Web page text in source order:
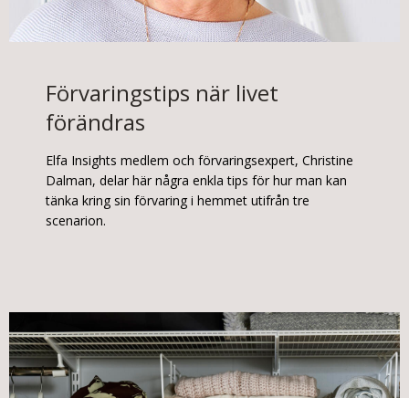
Förvaringstips när livet
förändras
Elfa Insights medlem och förvaringsexpert, Christine
Dalman, delar här några enkla tips för hur man kan
tänka kring sin förvaring i hemmet utifrån tre
scenarion.